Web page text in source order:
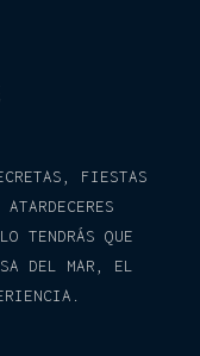
FIESTAS
TENDRÁS QUE
DEL MAR, EL